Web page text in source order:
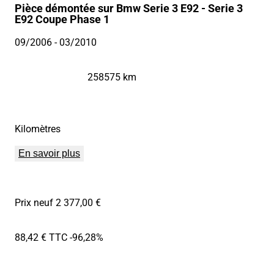
Pièce démontée sur Bmw Serie 3 E92 - Serie 3
E92 Coupe Phase 1
09/2006- 03/2010
Kilomètres
258575 km
En savoir plus
Prix neuf 2 377,00 €
88,42 € TTC-96,28%